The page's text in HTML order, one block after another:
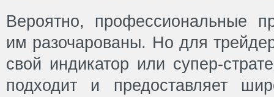
Вероятно, профессиональные
им разочарованы. Но для
свой индикатор или супер-
подходит и предоставляет